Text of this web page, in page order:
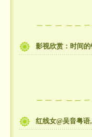
影视欣赏：时间的
红线女@吴音粤